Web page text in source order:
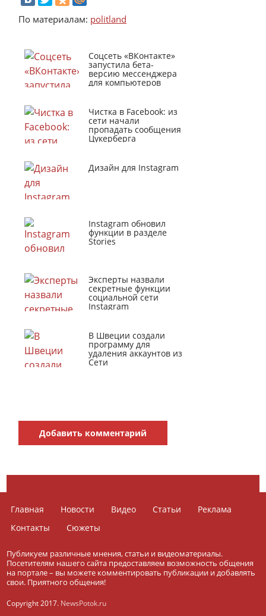
По материалам: politland
Соцсеть «ВКонтакте»
запустила бета-
версию мессенджера
для компьютеров
Чистка в Facebook: из
сети начали
пропадать сообщения
Цукерберга
Дизайн для Instagram
Instagram обновил
функции в разделе
Stories
Эксперты назвали
секретные функции
социальной сети
Instagram
В Швеции создали
программу для
удаления аккаунтов из
Сети
Добавить комментарий
Главная Новости Видео Статьи
Реклама
Контакты
Сюжеты
Публикуем различные мнения, статьи и видеоматериалы.
Посетителям нашего сайта предоставляем возможность общения
на портале – вы можете комментировать публикации и добавлять
свои. Приятного общения!
Copyright 2017. NewsPotok.ru